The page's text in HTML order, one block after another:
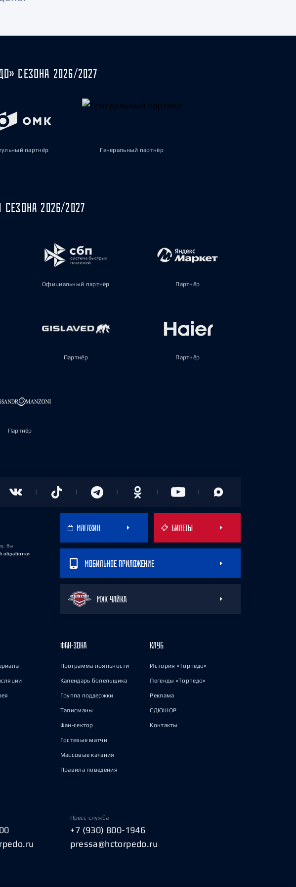
СЕЗОНА 2026/2027
партнёр Генеральный партнёр
2026/2027
Официальный партнёр Партнёр
Партнёр Партнёр
Партнёр
Вы
обработки
МАГАЗИН БИЛЕТЫ
МОБИЛЬНОЕ ПРИЛОЖЕНИЕ
МХК ЧАЙКА
ФАН-ЗОНА
Программа лояльности
Календарь болельщика
Группа поддержки
Талисманы
Фан-сектор
Гостевые матчи
Массовые катания
Правила поведения
КЛУБ
История «Торпедо»
Легенды «Торпедо»
Реклама
СДЮШОР
Контакты
Пресс-служба
+7 (930) 800-1946
pressa@hctorpedo.ru